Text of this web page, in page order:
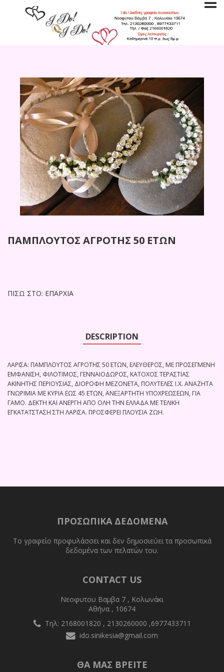
ΠΑΜΠΛΟΥΤΟΣ ΑΓΡΟΤΗΣ 50 ΕΤΩΝ
ΠΊΣΩ ΣΤΟ: ΕΠΑΡΧΙΑ
DESCRIPTION
ΛΑΡΙΣΑ: ΠΑΜΠΛΟΥΤΟΣ ΑΓΡΟΤΗΣ 50 ΕΤΩΝ, ΕΛΕΥΘΕΡΟΣ, ΜΕ ΠΡΟΣΕΓΜΕΝΗ
ΕΜΦΑΝΙΣΗ, ΦΙΛΟΤΙΜΟΣ, ΓΕΝΝΑΙΟΔΩΡΟΣ, ΚΑΤΟΧΟΣ ΤΕΡΑΣΤΙΑΣ
ΑΚΙΝΗΤΗΣ ΠΕΡΙΟΥΣΙΑΣ, ΔΙΟΡΟΦΗ ΜΕΖΟΝΕΤΑ, ΠΟΛΥΤΕΛΕΣ Ι.Χ. ΑΝΑΖΗΤΑ
ΓΝΩΡΙΜΙΑ ΜΕ ΚΥΡΙΑ ΕΩΣ 45 ΕΤΩΝ, ΑΝΕΞΑΡΤΗΤΗ ΥΠΟΧΡΕΩΣΕΩΝ, ΓΙΑ
ΓΑΜΟ. ΔΕΚΤΗ ΚΑΙ ΑΝΕΡΓΗ ΑΠΟ ΟΛΗ ΤΗΝ ΕΛΛΑΔΑ ΜΕ ΤΕΛΙΚΗ
ΕΓΚΑΤΑΤΣΤΑΣΗ ΣΤΗ ΛΑΡΙΣΑ. ΠΡΟΣΦΕΡΕΙ ΠΛΟΥΣΙΑ ΖΩΗ.
ΠΡΟΣΩΠΙΚΆ ΔΕΔΟΜΈΝΑ
Το γραφείο προφυλάσσει και δεν δημοσιεύει τα προσωπικά
δεδομένα των πελατών του.
CONTACT US
Νεοφυτου Βαμβα 7 , Κολωνάκι
Αθήνα , 10674
Τηλ: 2168001820 , 2130260000 ,6977433711
ido.sinikesia@gmail.com
ΘΑ ΜΑΣ ΒΡΕΙΤΕ